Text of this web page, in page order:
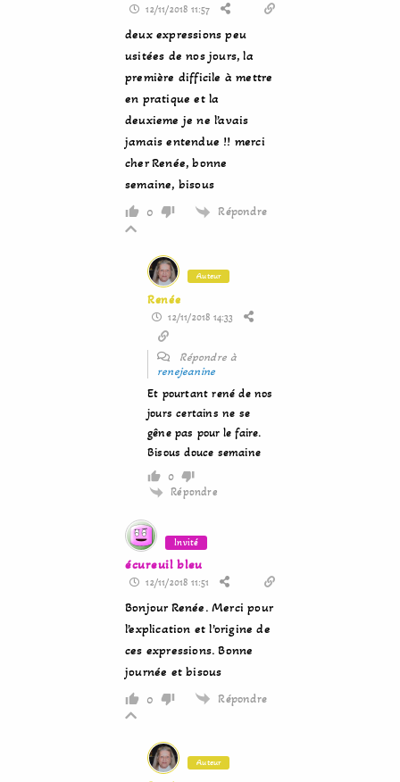
12/11/2018 11:57
deux expressions peu
usitées de nos jours, la
première difficile à mettre
en pratique et la
deuxieme je ne l’avais
jamais entendue !! merci
cher Renée, bonne
semaine, bisous
0 Répondre
Auteur
Renée
12/11/2018 14:33
Répondre à
renejeanine
Et pourtant rené de nos
jours certains ne se
gêne pas pour le faire.
Bisous douce semaine
0
Répondre
Invité
écureuil bleu
12/11/2018 11:51
Bonjour Renée. Merci pour
l’explication et l’origine de
ces expressions. Bonne
journée et bisous
0 Répondre
Auteur